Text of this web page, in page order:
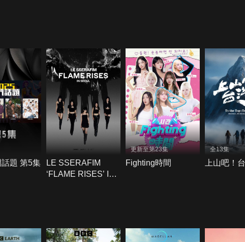
題 第5集
LE SSERAFIM
‘FLAME RISES’ IN
更新至第23集
Fighting時間
全13集
上山吧！